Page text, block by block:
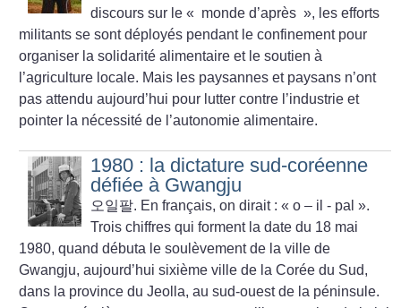
discours sur le « monde d’après », les efforts
militants se sont déployés pendant le confinement pour
organiser la solidarité alimentaire et le soutien à
l’agriculture locale. Mais les paysannes et paysans n’ont
pas attendu aujourd’hui pour lutter contre l’industrie et
pointer la nécessité de l’autonomie alimentaire.
1980 : la dictature sud-coréenne
défiée à Gwangju
오일팔. En français, on dirait : « o – il - pal ».
Trois chiffres qui forment la date du 18 mai
1980, quand débuta le soulèvement de la ville de
Gwangju, aujourd’hui sixième ville de la Corée du Sud,
dans la province du Jeolla, au sud-ouest de la péninsule.